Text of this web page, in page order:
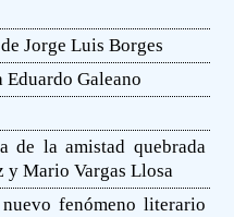
Jorge Luis Borges
Eduardo Galeano
de la amistad quebrada
y Mario Vargas Llosa
fenómeno literario